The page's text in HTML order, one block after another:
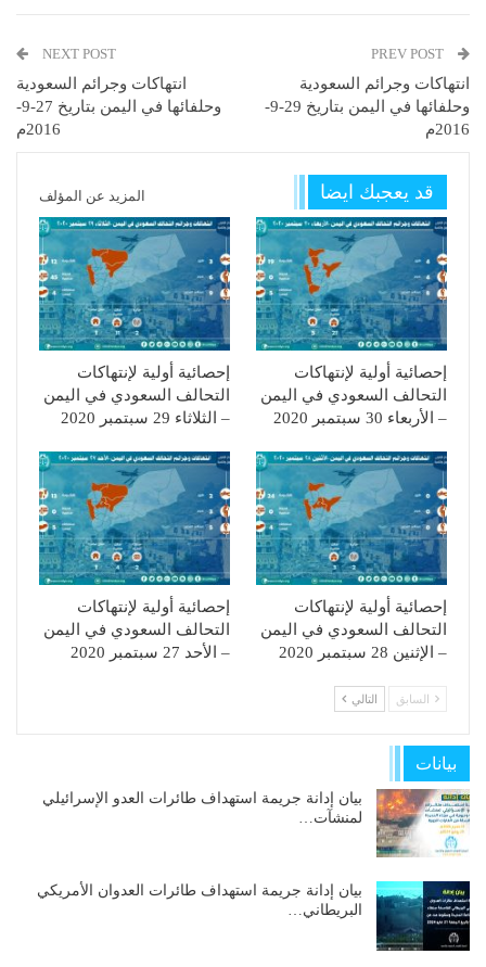
انتهاكات وجرائم السعودية
وحلفائها في اليمن بتاريخ 29-9-
2016م
NEXT POST
انتهاكات وجرائم السعودية
وحلفائها في اليمن بتاريخ 27-9-
2016م
قد يعجبك ايضا المزيد عن المؤلف
إحصائية أولية لإنتهاكات
التحالف السعودي في اليمن
– الأربعاء 30 سبتمبر 2020
إحصائية أولية لإنتهاكات
التحالف السعودي في اليمن
– الثلاثاء 29 سبتمبر 2020
إحصائية أولية لإنتهاكات
التحالف السعودي في اليمن
– الإثنين 28 سبتمبر 2020
إحصائية أولية لإنتهاكات
التحالف السعودي في اليمن
– الأحد 27 سبتمبر 2020
السابق التالي
بيانات
بيان إدانة جريمة استهداف طائرات العدو الإسرائيلي
لمنشآت…
بيان إدانة جريمة استهداف طائرات العدوان الأمريكي
البريطاني…